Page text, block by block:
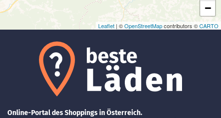
−
Leaflet | ©OpenStreetMapcontributors ©CARTO
Online-Portal des Shoppings in Österreich.